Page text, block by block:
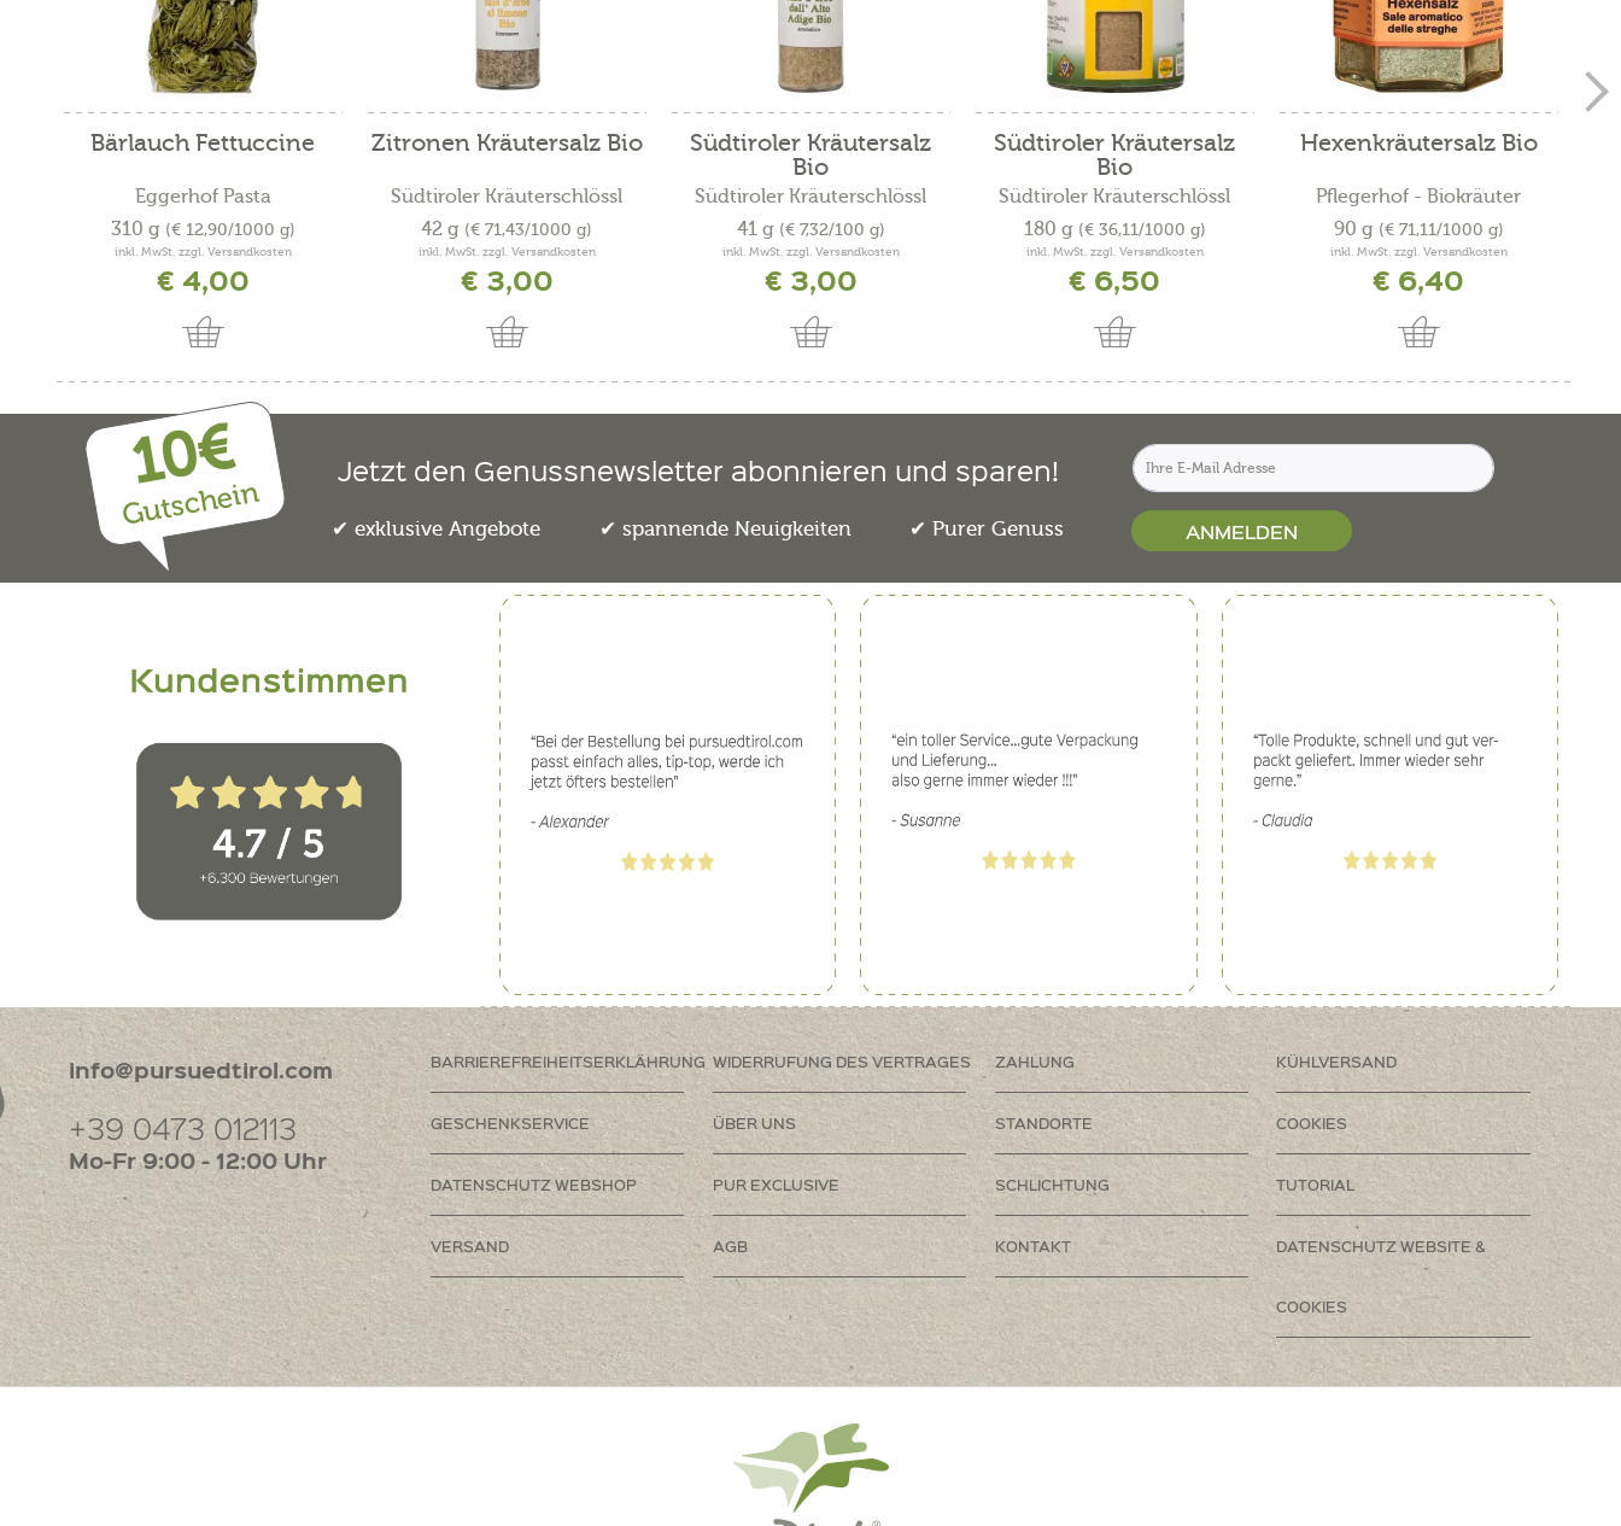
Bärlauch Fettuccine
Eggerhof Pasta
310 g (€ 12,90/1000 g)
inkl. MwSt. zzgl. Versandkosten
€ 4,00
Zitronen Kräutersalz Bio
Südtiroler Kräuterschlössl
42 g (€ 71,43/1000 g)
inkl. MwSt. zzgl. Versandkosten
€ 3,00
Südtiroler Kräutersalz
Bio
Südtiroler Kräuterschlössl
41 g (€ 7,32/100 g)
inkl. MwSt. zzgl. Versandkosten
€ 3,00
Südtiroler Kräutersalz
Bio
Südtiroler Kräuterschlössl
180 g (€ 36,11/1000 g)
inkl. MwSt. zzgl. Versandkosten
€ 6,50
Hexenkräutersalz Bio
Pflegerhof - Biokräuter
90 g (€ 71,11/1000 g)
inkl. MwSt. zzgl. Versandkosten
€ 6,40
10€
Gutschein
Jetzt den Genussnewsletter abonnieren und sparen!
exklusive Angebote spannende Neuigkeiten Purer Genuss ANMELDEN
info@pursuedtirol.com
+39 0473 012113
Mo-Fr 9:00 - 12:00 Uhr
BARRIEREFREIHEITSERKLÄHRUNG WIDERRUFUNG DES VERTRAGES ZAHLUNG KÜHLVERSAND
GESCHENKSERVICE ÜBER UNS STANDORTE COOKIES
DATENSCHUTZ WEBSHOP PUR EXCLUSIVE SCHLICHTUNG TUTORIAL
VERSAND AGB KONTAKT DATENSCHUTZ WEBSITE &
COOKIES